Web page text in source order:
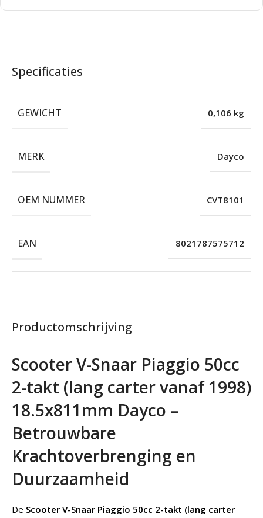
Productomschrijving
Scooter V-Snaar Piaggio 50cc
2-takt (lang carter vanaf 1998)
18.5x811mm Dayco –
Betrouwbare
Krachtoverbrenging en
Duurzaamheid
De Scooter V-Snaar Piaggio 50cc 2-takt (lang carter
Specificaties
GEWICHT 0,106 kg
MERK Dayco
OEM NUMMER CVT8101
EAN 8021787575712